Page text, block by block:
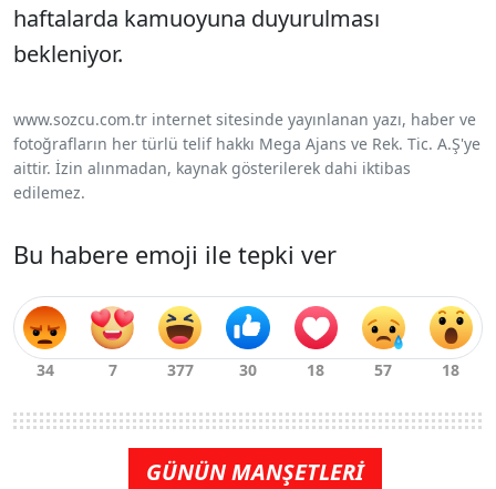
haftalarda kamuoyuna duyurulması
bekleniyor.
www.sozcu.com.tr internet sitesinde yayınlanan yazı, haber ve
fotoğrafların her türlü telif hakkı Mega Ajans ve Rek. Tic. A.Ş'ye
aittir. İzin alınmadan, kaynak gösterilerek dahi iktibas
edilemez.
Bu habere emoji ile tepki ver
GÜNÜN MANŞETLERİ